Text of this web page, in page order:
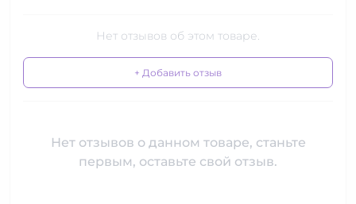
Нет отзывов об этом товаре.
+ Добавить отзыв
Нет отзывов о данном товаре, станьте
первым, оставьте свой отзыв.